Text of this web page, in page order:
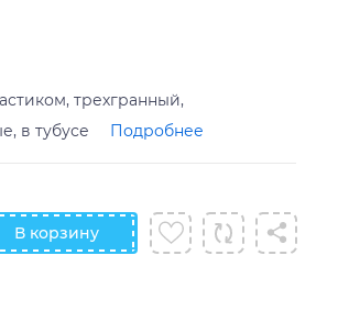
трехгранный,
в тубусе
Подробнее
В корзину